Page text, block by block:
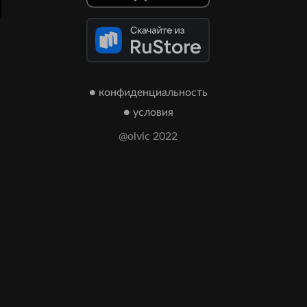
● конфиденциальность
● условия
@olvic 2022